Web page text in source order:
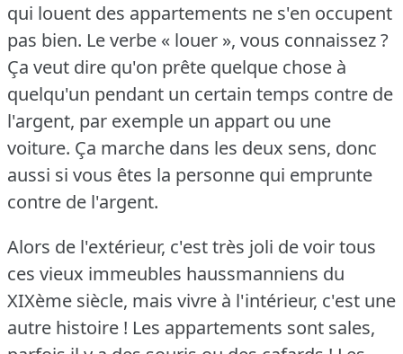
qui louent des appartements ne s'en occupent
pas bien. Le verbe « louer », vous connaissez ?
Ça veut dire qu'on prête quelque chose à
quelqu'un pendant un certain temps contre de
l'argent, par exemple un appart ou une
voiture. Ça marche dans les deux sens, donc
aussi si vous êtes la personne qui emprunte
contre de l'argent.
Alors de l'extérieur, c'est très joli de voir tous
ces vieux immeubles haussmanniens du
XIXème siècle, mais vivre à l'intérieur, c'est une
autre histoire ! Les appartements sont sales,